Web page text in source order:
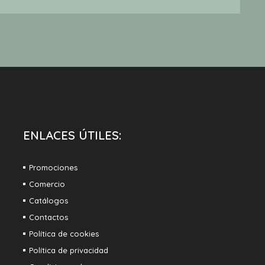
ENLACES ÚTILES:
Promociones
Comercio
Catálogos
Contactos
Política de cookies
Política de privacidad